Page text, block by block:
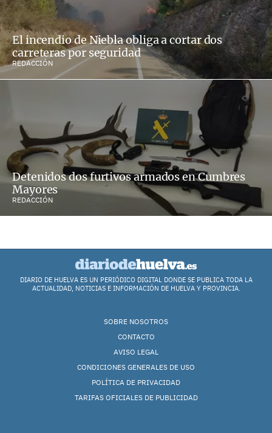
El incendio de Niebla obliga a cortar dos
carreteras por seguridad
REDACCIÓN
Detenidos dos furtivos armados en Cumbres
Mayores
REDACCIÓN
DIARIO DE HUELVA ES UN PERIÓDICO DIGITAL DONDE SE PUBLICA TODA LA
ACTUALIDAD, NOTICIAS E INFORMACIÓN DE HUELVA Y PROVINCIA.
SOBRE NOSOTROS
CONTACTO
AVISO LEGAL
CONDICIONES GENERALES DE USO
POLÍTICA DE PRIVACIDAD
TARIFAS OFICIALES DE PUBLICIDAD